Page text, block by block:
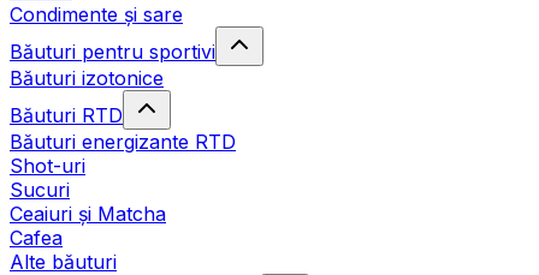
Condimente și sare
Băuturi pentru sportivi
Băuturi izotonice
Băuturi RTD
Băuturi energizante RTD
Shot-uri
Sucuri
Ceaiuri și Matcha
Cafea
Alte băuturi